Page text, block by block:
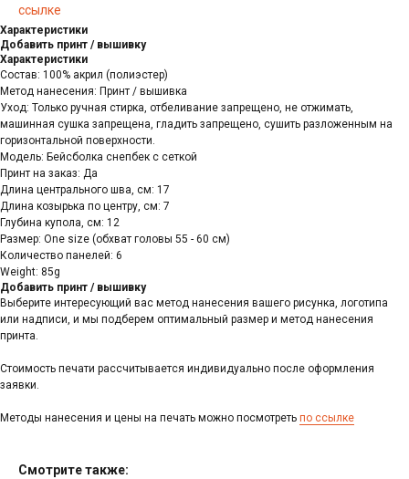
ссылке
Характеристики
Добавить принт / вышивку
Характеристики
Состав: 100% акрил (полиэстер)
Метод нанесения: Принт / вышивка
Уход: Только ручная стирка, отбеливание запрещено, не отжимать,
машинная сушка запрещена, гладить запрещено, сушить разложенным на
горизонтальной поверхности.
Модель: Бейсболка снепбек с сеткой
Принт на заказ: Да
Длина центрального шва, см: 17
Длина козырька по центру, см: 7
Глубина купола, см: 12
Размер: One size (обхват головы 55 - 60 см)
Количество панелей: 6
Weight: 85g
Добавить принт / вышивку
Выберите интересующий вас метод нанесения вашего рисунка, логотипа
или надписи, и мы подберем оптимальный размер и метод нанесения
принта.
Стоимость печати рассчитывается индивидуально после оформления
заявки.
Методы нанесения и цены на печать можно посмотреть по ссылке
Cмотрите также: